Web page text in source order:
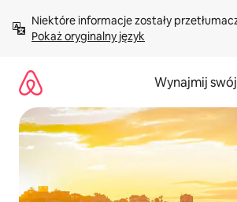
treści Pokaż oryginalny język
Wynajmij